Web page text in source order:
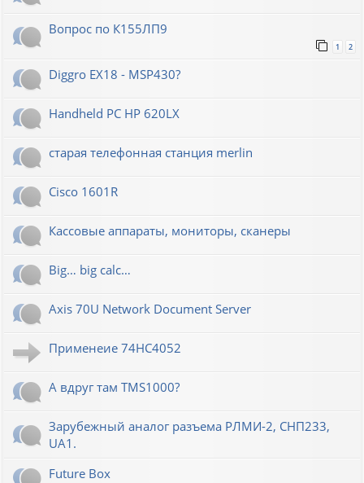
Вопрос по К155ЛП9
1 2
Diggro EX18 - MSP430?
Handheld PC HP 620LX
старая телефонная станция merlin
Cisco 1601R
Кассовые аппараты, мониторы, сканеры
Big… big calc…
Axis 70U Network Document Server
Применеие 74HC4052
А вдруг там TMS1000?
Зарубежный аналог разъема РЛМИ-2, СНП233,
UA1.
Future Box